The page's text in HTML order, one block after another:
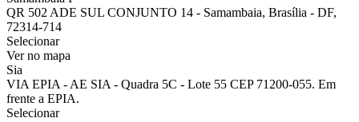
QR 502 ADE SUL CONJUNTO 14 - Samambaia, Brasília - DF,
72314-714
Selecionar
Ver no mapa
Sia
VIA EPIA - AE SIA - Quadra 5C - Lote 55 CEP 71200-055. Em
frente a EPIA.
Selecionar